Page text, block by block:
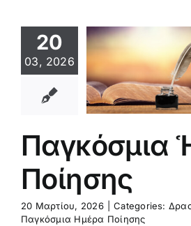
20
03, 2026
Ποίησης
Παγκόσμια
Ποίησης
20 Μαρτίου, 2026 Categories:
Παγκόσμια Ημέρα Ποίησης